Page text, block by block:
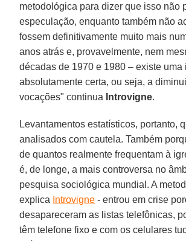
metodológica para dizer que isso não
especulação, enquanto também não
fossem definitivamente muito mais
anos atrás e, provavelmente, nem
décadas de 1970 e 1980 – existe uma
absolutamente certa, ou seja, a
vocações" continua Introvigne.
Levantamentos estatísticos, portanto,
analisados com cautela. Também
de quantos realmente frequentam à
é, de longe, a mais controversa no
pesquisa sociológica mundial. A
explica Introvigne - entrou em crise
desapareceram as listas telefônicas,
têm telefone fixo e com os celulares